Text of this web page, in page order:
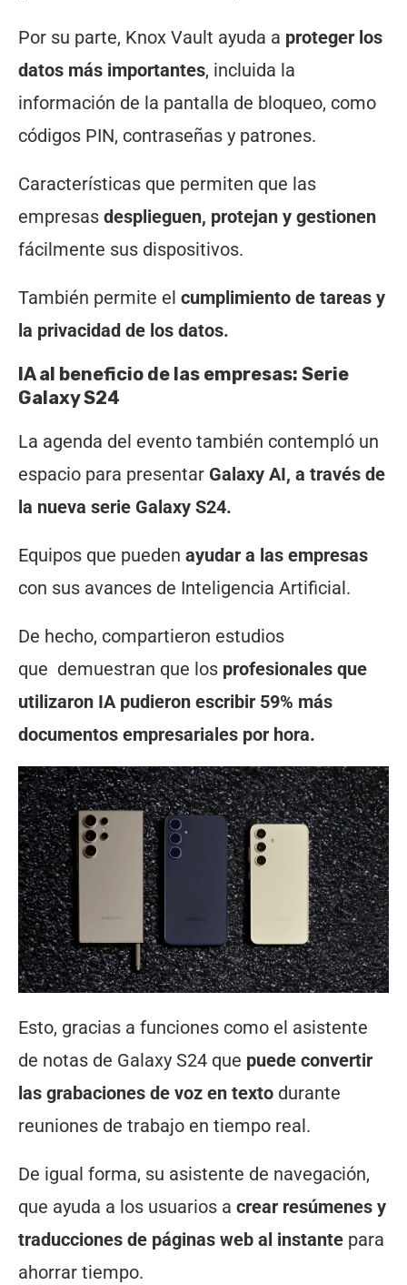
Por su parte, Knox Vault ayuda a proteger los
datos más importantes, incluida la
información de la pantalla de bloqueo, como
códigos PIN, contraseñas y patrones.
Características que permiten que las
empresas desplieguen, protejan y gestionen
fácilmente sus dispositivos.
También permite el cumplimiento de tareas y
la privacidad de los datos.
IA al beneficio de las empresas: Serie
Galaxy S24
La agenda del evento también contempló un
espacio para presentar Galaxy AI, a través de
la nueva serie Galaxy S24.
Equipos que pueden ayudar a las empresas
con sus avances de Inteligencia Artificial.
De hecho, compartieron estudios
que demuestran que los profesionales que
utilizaron IA pudieron escribir 59% más
documentos empresariales por hora.
Esto, gracias a funciones como el asistente
de notas de Galaxy S24 que puede convertir
las grabaciones de voz en texto durante
reuniones de trabajo en tiempo real.
De igual forma, su asistente de navegación,
que ayuda a los usuarios a crear resúmenes y
traducciones de páginas web al instante para
ahorrar tiempo.